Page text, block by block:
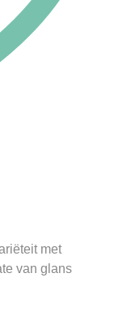
met
van glans